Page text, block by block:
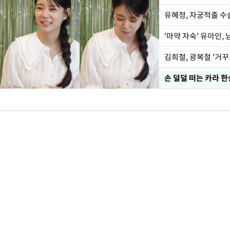
유혜정, 자궁적출
'마약 자숙' 유아인,
손 덜덜 떠는 카라